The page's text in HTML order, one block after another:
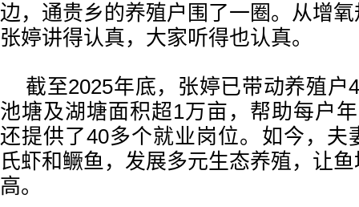
边，通贵乡的养殖户围了一圈。从增
张婷讲得认真，大家听得也认真。
截至2025年底，张婷已带动养殖户
池塘及湖塘面积超1万亩，帮助每户
还提供了40多个就业岗位。如今，夫
氏虾和鳜鱼，发展多元生态养殖，让
高。